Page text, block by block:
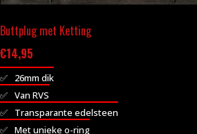
Buttplug met Ketting
€14,95
26mm dik
Van RVS
Transparante edelsteen
Met unieke o-ring